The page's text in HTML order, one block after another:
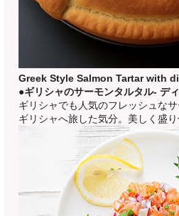
Greek Style Salmon Tartar with
●ギリシャのサーモンタルタル- デ
ギリシャでも人気のフレッシュな
ギリシャへ旅した気分。美しく盛